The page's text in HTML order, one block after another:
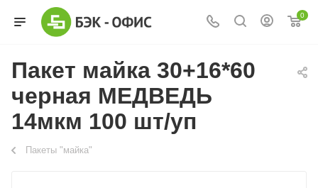
0
Пакет майка 30+16*60
черная МЕДВЕДЬ
14мкм 100 шт/уп
Пакеты "майка"